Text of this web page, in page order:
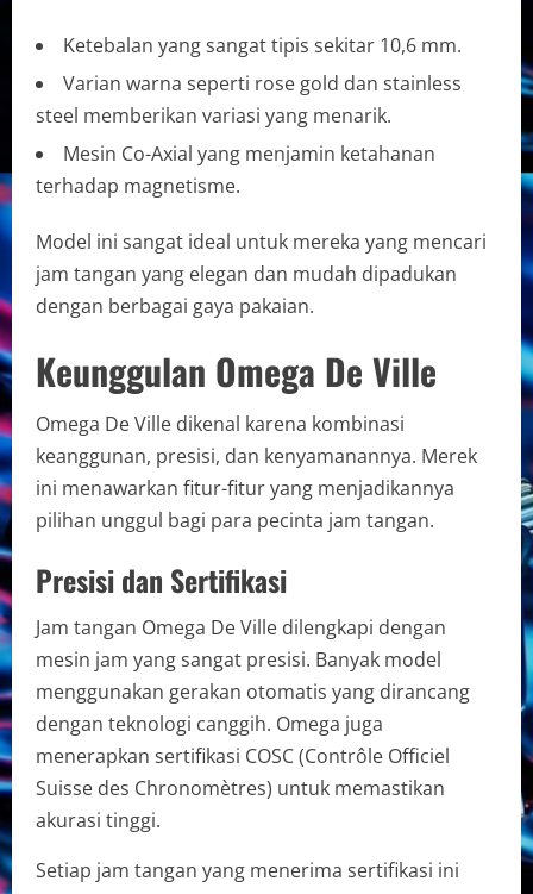
Ketebalan yang sangat tipis sekitar 10,6 mm.
Varian warna seperti rose gold dan stainless
steel memberikan variasi yang menarik.
Mesin Co-Axial yang menjamin ketahanan
terhadap magnetisme.
Model ini sangat ideal untuk mereka yang mencari
jam tangan yang elegan dan mudah dipadukan
dengan berbagai gaya pakaian.
Keunggulan Omega De Ville
Omega De Ville dikenal karena kombinasi
keanggunan, presisi, dan kenyamanannya. Merek
ini menawarkan fitur-fitur yang menjadikannya
pilihan unggul bagi para pecinta jam tangan.
Presisi dan Sertifikasi
Jam tangan Omega De Ville dilengkapi dengan
mesin jam yang sangat presisi. Banyak model
menggunakan gerakan otomatis yang dirancang
dengan teknologi canggih. Omega juga
menerapkan sertifikasi COSC (Contrôle Officiel
Suisse des Chronomètres) untuk memastikan
akurasi tinggi.
Setiap jam tangan yang menerima sertifikasi ini